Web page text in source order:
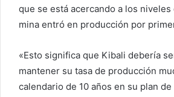
que se está acercando a los niveles
mina entró en producción por
«Esto significa que Kibali debería
mantener su tasa de producción
calendario de 10 años en su plan